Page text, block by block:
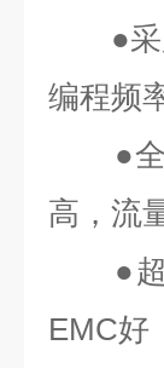
●采用
编程频
●全
高，流
●超
EMC好